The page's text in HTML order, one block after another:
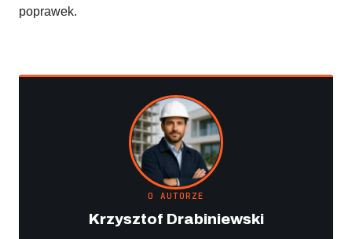
poprawek.
O AUTORZE
Krzysztof Drabiniewski